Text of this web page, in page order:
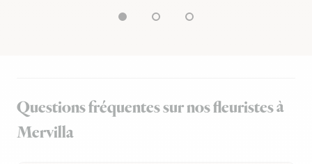
Questions fréquentes sur nos fleuristes à
Mervilla